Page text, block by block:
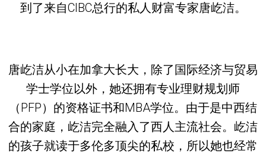
到了来自CIBC总行的私人财富专家唐屹洁。
唐屹洁从小在加拿大长大，除了国际经济与贸易
学士学位以外，她还拥有专业理财规划师
（PFP）的资格证书和MBA学位。由于是中西结
合的家庭，屹洁完全融入了西人主流社会。屹洁
的孩子就读于多伦多顶尖的私校，所以她也经常